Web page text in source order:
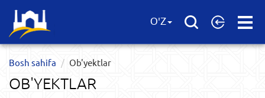
Open
O'Z
Bosh sahifa Ob'yektlar​
OB'YEKTLAR​